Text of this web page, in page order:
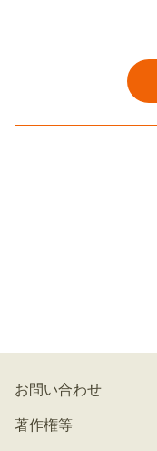
お問い合わせ
著作権等